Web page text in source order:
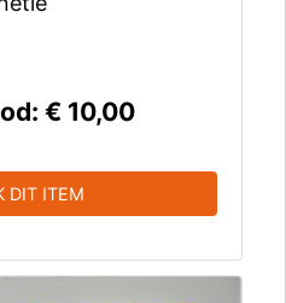
€ 10,00
DIT ITEM